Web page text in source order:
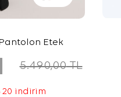
Etek
5.490,00TL
20 indirim